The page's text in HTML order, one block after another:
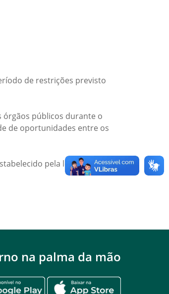
de restrições previsto
públicos durante o
de oportunidades entre os
pela legislação
na palma da mão